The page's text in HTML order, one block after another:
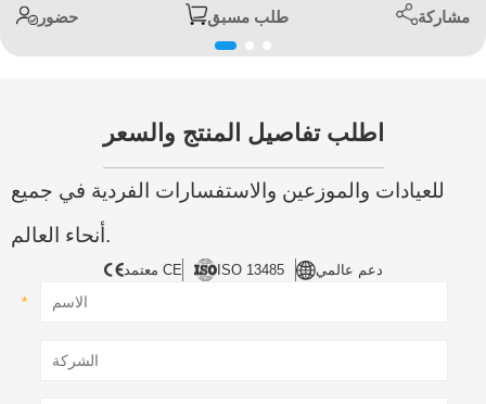
حضور طلب مسبق مشاركة
اطلب تفاصيل المنتج والسعر
للعيادات والموزعين والاستفسارات الفردية في جميع
أنحاء العالم.
معتمد CE ISO 13485 دعم عالمي